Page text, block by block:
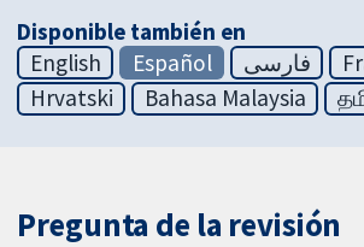
Disponible también en
English
Español فارسی
Hrvatski
Bahasa Malaysia
Pregunta de la revisión